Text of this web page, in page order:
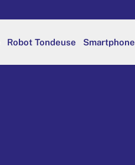
Robot Tondeuse Smartphone